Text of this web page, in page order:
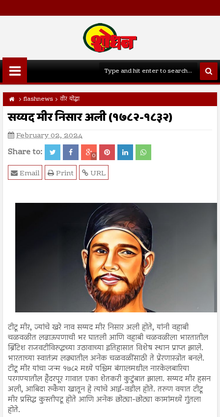
flashnews वीर योद्धा
सय्यद मीर निसार अली (१७८२-१८३२)
February 02, 2024
Share to: 0
URL
Print
Email
टीटू मीर, ज्यांचे खरे नाव सय्यद मीर निसार अली होते, यांनी वहाबी
चळवळीत लढाऊपणाची भर घातली आणि वहाबी चळवळीला भारतातील
ब्रिटिश राजवटीविरुद्धच्या उठावाच्या इतिहासात विशेष स्थान प्राप्त झाले.
भारताच्या स्वातंत्र्य लढ्यातील अनेक चळवळींसाठी ते प्रेरणास्त्रोत बनले.
टीटू मीर यांचा जन्म १७८२ मध्ये पश्चिम बंगालमधील नारकेलबारिया
परगण्यातील हैदरपूर गावात एका शेतकरी कुटुंबात झाला. सय्यद मीर हसन
अली, आबिदा रुकैया खातून हे त्यांचे आई-वडील होते. तरुण वयात टीटू
मीर प्रसिद्ध कुस्तीपटू होते आणि अनेक छोट्या-छोट्या कामांमध्ये गुंतला
होते.